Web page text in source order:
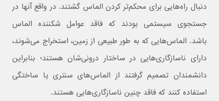
دنبال راه‌هایی برای محکم‌تر کردن الماس گشتند. در واقع آنها در
جستجوی سیستمی بودند که فاقد عوامل شکننده الماس
باشد. الماس‌هایی که به طور طبیعی از زمین، استخراج می‌شوند،
دارای ناسازگاری‌هایی در ساختار درونی‌شان هستند؛ بنابراین
دانشمندان تصمیم گرفتند از الماس‌های سنتری یا ساختگی
استفاده کنند که فاقد چنین ناسازگاری‌هایی هستند.